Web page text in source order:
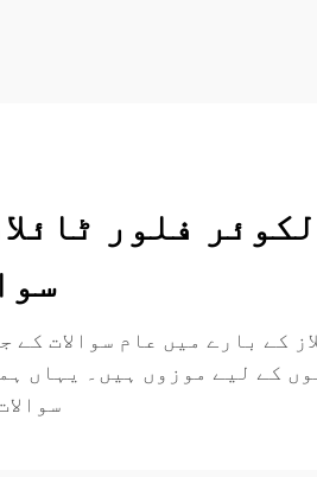
کے بارے میں عام سوالات
کے لیے موزوں ہیں۔ یہاں